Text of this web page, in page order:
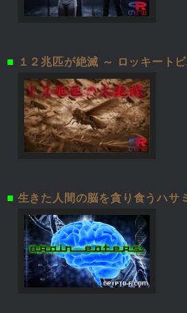
■ １２兆匹が絶滅 ～ ロッキート
■ 生きた人間の脳を貪り食うハサ